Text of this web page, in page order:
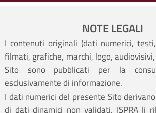
NOTE LEGALI
I contenuti originali (dati numerici,
filmati, grafiche, marchi, logo,
Sito sono pubblicati per la
esclusivamente di informazione.
I dati numerici del presente Sito
di dati dinamici non validati, ISPRA li